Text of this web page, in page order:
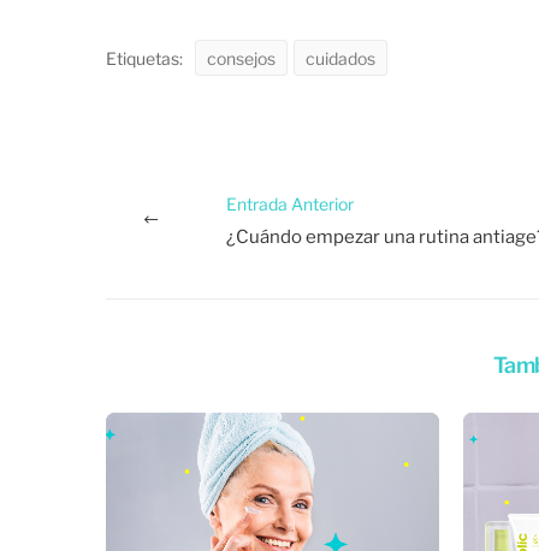
Etiquetas: consejos cuidados
Entrada Anterior